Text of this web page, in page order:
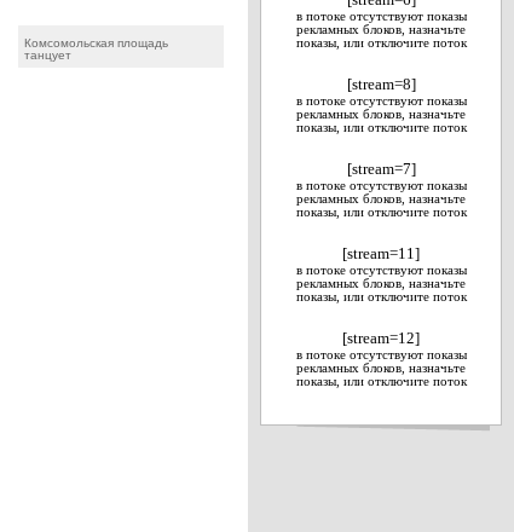
Комсомольская площадь
танцует
в потоке отсутствуют показы
рекламных блоков, назначьте
показы, или отключите поток
[stream=8]
в потоке отсутствуют показы
рекламных блоков, назначьте
показы, или отключите поток
[stream=7]
в потоке отсутствуют показы
рекламных блоков, назначьте
показы, или отключите поток
[stream=11]
в потоке отсутствуют показы
рекламных блоков, назначьте
показы, или отключите поток
[stream=12]
в потоке отсутствуют показы
рекламных блоков, назначьте
показы, или отключите поток